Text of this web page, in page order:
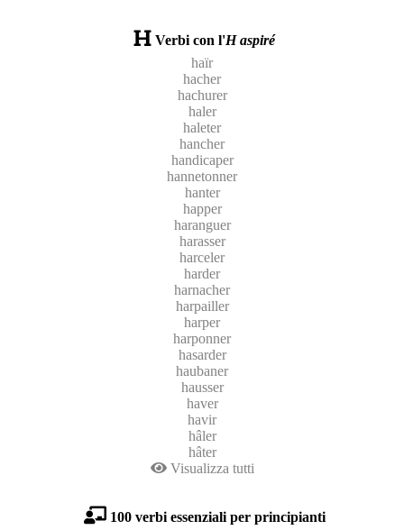
Verbi con l'H aspiré
haïr
hacher
hachurer
haler
haleter
hancher
handicaper
hannetonner
hanter
happer
haranguer
harasser
harceler
harder
harnacher
harpailler
harper
harponner
hasarder
haubaner
hausser
haver
havir
hâler
hâter
Visualizza tutti
100 verbi essenziali per principianti